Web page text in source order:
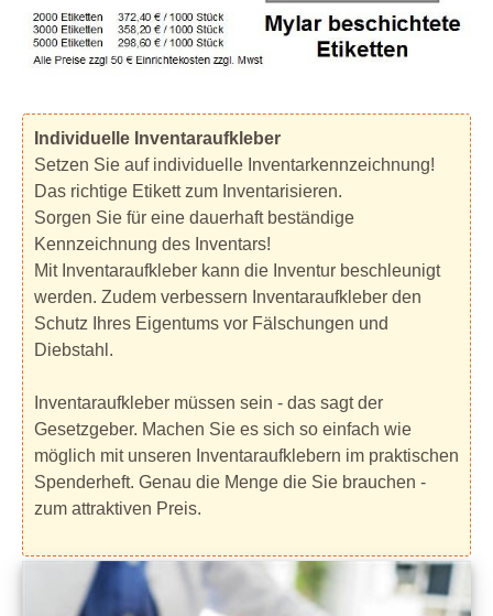
Individuelle Inventaraufkleber
Setzen Sie auf individuelle Inventarkennzeichnung!
Das richtige Etikett zum Inventarisieren.
Sorgen Sie für eine dauerhaft beständige
Kennzeichnung des Inventars!
Mit Inventaraufkleber kann die Inventur beschleunigt
werden. Zudem verbessern Inventaraufkleber den
Schutz Ihres Eigentums vor Fälschungen und
Diebstahl.
Inventaraufkleber müssen sein - das sagt der
Gesetzgeber. Machen Sie es sich so einfach wie
möglich mit unseren Inventaraufklebern im praktischen
Spenderheft. Genau die Menge die Sie brauchen -
zum attraktiven Preis.